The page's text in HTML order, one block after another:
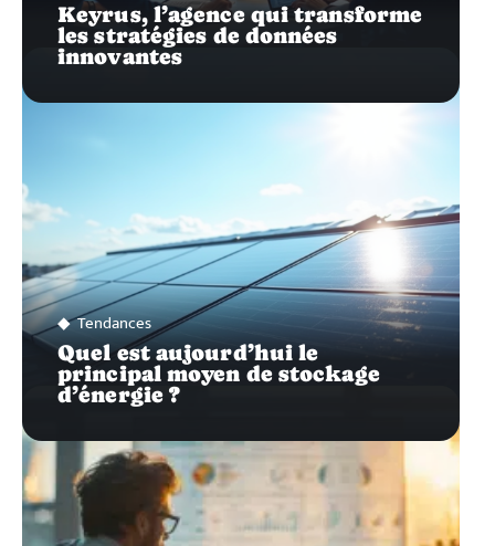
Keyrus, l’agence qui transforme
les stratégies de données
innovantes
Tendances
Quel est aujourd’hui le
principal moyen de stockage
d’énergie ?